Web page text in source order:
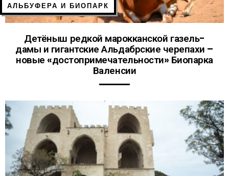
АЛЬБУФЕРА И БИОПАРК
Детёныш редкой марокканской газель-
дамы и гигантские Альдабрские черепахи –
новые «достопримечательности» Биопарка
Валенсии